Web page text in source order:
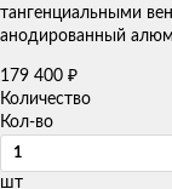
тангенциальными
анодированный
179 400 ₽
Количество
Кол-во
шт